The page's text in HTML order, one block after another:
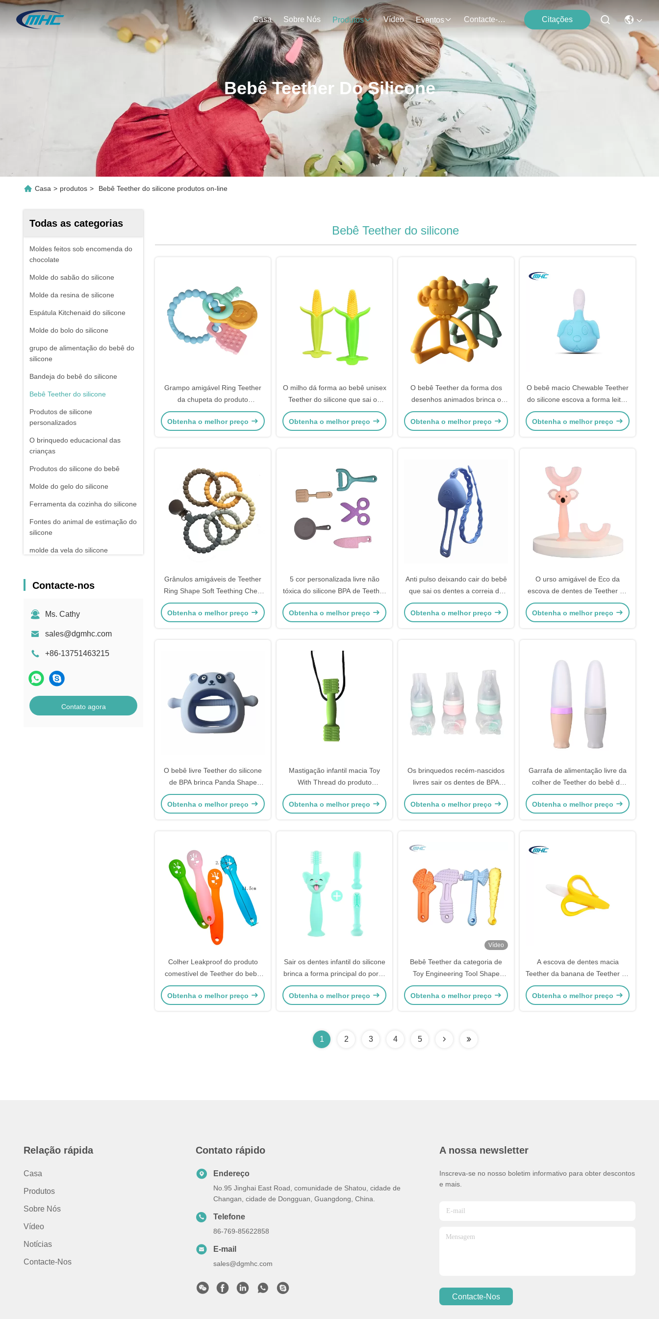
Casa Sobre Nós Produtos Vídeo Eventos Contacte-Nos Citações
Bebê Teether Do Silicone
Casa > produtos > Bebê Teether do silicone produtos on-line
Todas as categorias
Moldes feitos sob encomenda do
chocolate
Molde do sabão do silicone
Molde da resina de silicone
Espátula Kitchenaid do silicone
Molde do bolo do silicone
grupo de alimentação do bebê do
silicone
Bandeja do bebê do silicone
Bebê Teether do silicone
Produtos de silicone
personalizados
O brinquedo educacional das
crianças
Produtos do silicone do bebê
Molde do gelo do silicone
Ferramenta da cozinha do silicone
Fontes do animal de estimação do
silicone
molde da vela do silicone
Contacte-nos
Ms. Cathy
sales@dgmhc.com
+86-13751463215
Contato agora
Bebê Teether do silicone
Grampo amigável Ring Teether
da chupeta do produto
comestível dos produtos do
silicone do bebê de Eco
Obtenha o melhor preço
O milho dá forma ao bebê unisex
Teether do silicone que sai os
dentes a escova de dentes
infantil Teether
Obtenha o melhor preço
O bebê Teether da forma dos
desenhos animados brinca o
silicone livre Teether do produto
comestível BPA DIY
Obtenha o melhor preço
O bebê macio Chewable Teether
do silicone escova a forma leitão
bonito BPA livre
Obtenha o melhor preço
Grânulos amigáveis de Teether
Ring Shape Soft Teething Chew
do bebê do silicone de Eco
Obtenha o melhor preço
5 cor personalizada livre não
tóxica do silicone BPA de Teether
do bebê da parte
Obtenha o melhor preço
Anti pulso deixando cair do bebê
que sai os dentes a correia de
Toy Silicone Food Grade Safety
Obtenha o melhor preço
O urso amigável de Eco da
escova de dentes de Teether do
silicone do bebê de 360 manuais
deu forma
Obtenha o melhor preço
O bebê livre Teether do silicone
de BPA brinca Panda Shape
Food Grade Customized
Obtenha o melhor preço
Mastigação infantil macia Toy
With Thread do produto
comestível de Teether do bebê
do silicone da forma do martelo
Obtenha o melhor preço
Os brinquedos recém-nascidos
livres sair os dentes de BPA
ordenham o fluxo do meio da
garrafa personalizado
Obtenha o melhor preço
Garrafa de alimentação livre da
colher de Teether do bebê do
silicone do látex do Phthalate
BPA fluxo médio
Obtenha o melhor preço
Colher Leakproof do produto
comestível de Teether do bebê
do silicone para infantes das
crianças das crianças
Obtenha o melhor preço
Sair os dentes infantil do silicone
brinca a forma principal do porco
do produto comestível da escova
de dentes
Obtenha o melhor preço
Vídeo
Bebê Teether da categoria de
Toy Engineering Tool Shape
Food da mastigação do silicone
do martelo da chave
Obtenha o melhor preço
A escova de dentes macia
Teether da banana de Teether do
bebê não tóxico do silicone
personalizou
Obtenha o melhor preço
1 2 3 4 5
Relação rápida
Casa
Produtos
Sobre Nós
Vídeo
Notícias
Contacte-Nos
Contato rápido
Endereço
No.95 Jinghai East Road, comunidade de Shatou, cidade de
Changan, cidade de Dongguan, Guangdong, China.
Telefone
86-769-85622858
E-mail
sales@dgmhc.com
A nossa newsletter
Inscreva-se no nosso boletim informativo para obter descontos
e mais.
Contacte-Nos